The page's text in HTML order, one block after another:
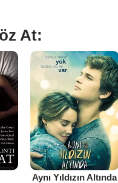
At:
Aynı Yıldızın Altında